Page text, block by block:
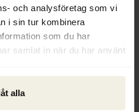
och analysföretag som vi
i sin tur kombinera
som du har
samlat in när du har använt
allaBorås